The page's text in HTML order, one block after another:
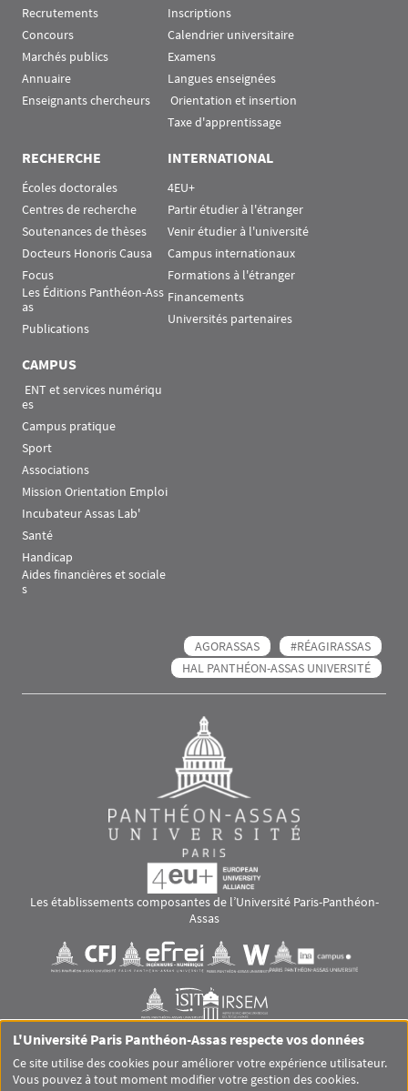
Recrutements
Concours
Marchés publics
Annuaire
Enseignants chercheurs
Inscriptions
Calendrier universitaire
Examens
Langues enseignées
Orientation et insertion
Taxe d'apprentissage
RECHERCHE
Écoles doctorales
Centres de recherche
Soutenances de thèses
Docteurs Honoris Causa
Focus
Les Éditions Panthéon-Ass
as
Publications
INTERNATIONAL
4EU+
Partir étudier à l'étranger
Venir étudier à l'université
Campus internationaux
Formations à l'étranger
Financements
Universités partenaires
CAMPUS
es
Campus pratique
Sport
Associations
Mission Orientation Emploi
Incubateur Assas Lab'
Santé
Handicap
Aides financières et sociale
s
AGORASSAS
#RÉAGIRASSAS
HAL PANTHÉON-ASSAS UNIVERSITÉ
Les établissements composantes de l’Université Paris-Panthéon-
Assas
Visuel svgVisuel svg Visuel svgVisuel svg
Visuel svgVisuel svg
RS footer
L'Université Paris Panthéon-Assas respecte vos données
Ce site utilise des cookies pour améliorer votre expérience utilisateur.
Vous pouvez à tout moment modifier votre gestion des cookies.